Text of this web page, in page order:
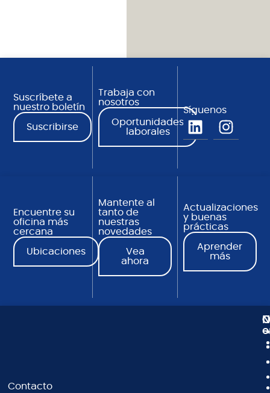
Suscríbete a
nuestro boletín
Suscribirse
Trabaja con
nosotros
Oportunidades
laborales
Síguenos
Encuentre su
oficina más
cercana
Ubicaciones
Mantente al
tanto de
nuestras
novedades
Vea
ahora
Actualizaciones
y buenas
prácticas
Aprender
más
Contacto